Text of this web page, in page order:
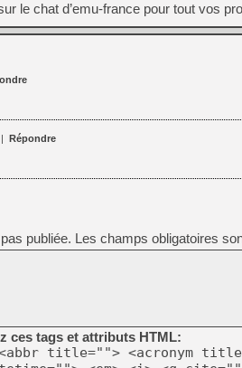
le chat d’emu-france pour tout vos
| Répondre
publiée. Les champs obligatoires
ces tags et attributs HTML:
title=""> <acronym